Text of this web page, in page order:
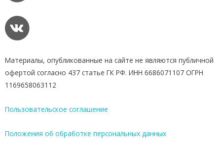
Материалы, опубликованные на сайте не являются публичной
офертой согласно 437 статье ГК РФ. ИНН 6686071107 ОГРН
1169658063112
Пользовательское соглашение
Положения об обработке персональных данных